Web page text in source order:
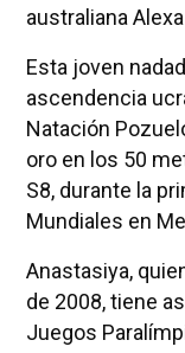
australiana
Esta joven
ascendencia
Natación
oro en los 50
S8, durante la
Mundiales en
Anastasiya,
de 2008, tiene
Juegos